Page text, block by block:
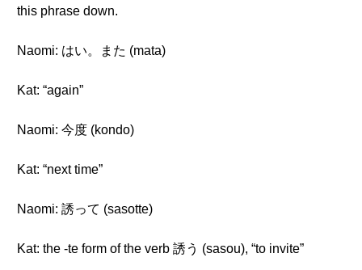
this phrase down.
Naomi: はい。また (mata)
Kat: “again”
Naomi: 今度 (kondo)
Kat: “next time”
Naomi: 誘って (sasotte)
Kat: the -te form of the verb 誘う (sasou), “to invite”